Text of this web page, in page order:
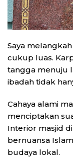
Saya
cukup luas.
tangga menuju
ibadah tidak
Cahaya alami
menciptakan
Interior masjid
bernuansa
budaya lokal.